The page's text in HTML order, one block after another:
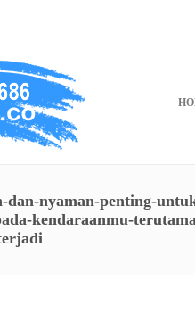
dan-nyaman-penting-
kendaraanmu-